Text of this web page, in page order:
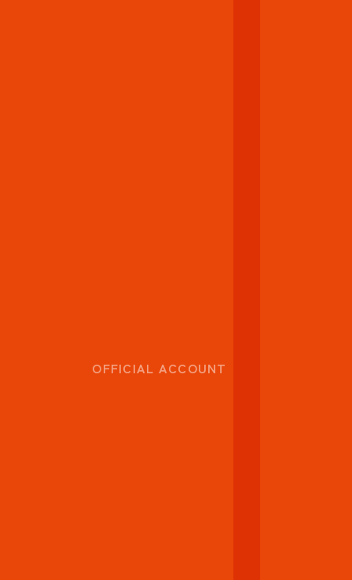
OFFICIAL ACCOUNT